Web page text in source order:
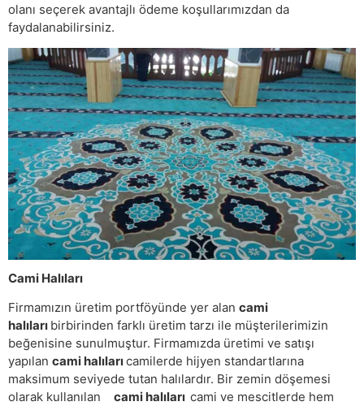
olanı seçerek avantajlı ödeme koşullarımızdan da
faydalanabilirsiniz.
Cami Halıları
Firmamızın üretim portföyünde yer alan cami
halıları birbirinden farklı üretim tarzı ile müşterilerimizin
beğenisine sunulmuştur. Firmamızda üretimi ve satışı
yapılan cami halılarıcamilerde hijyen standartlarına
maksimum seviyede tutan halılardır. Bir zemin döşemesi
olarak kullanılan cami halıları cami ve mescitlerde hem